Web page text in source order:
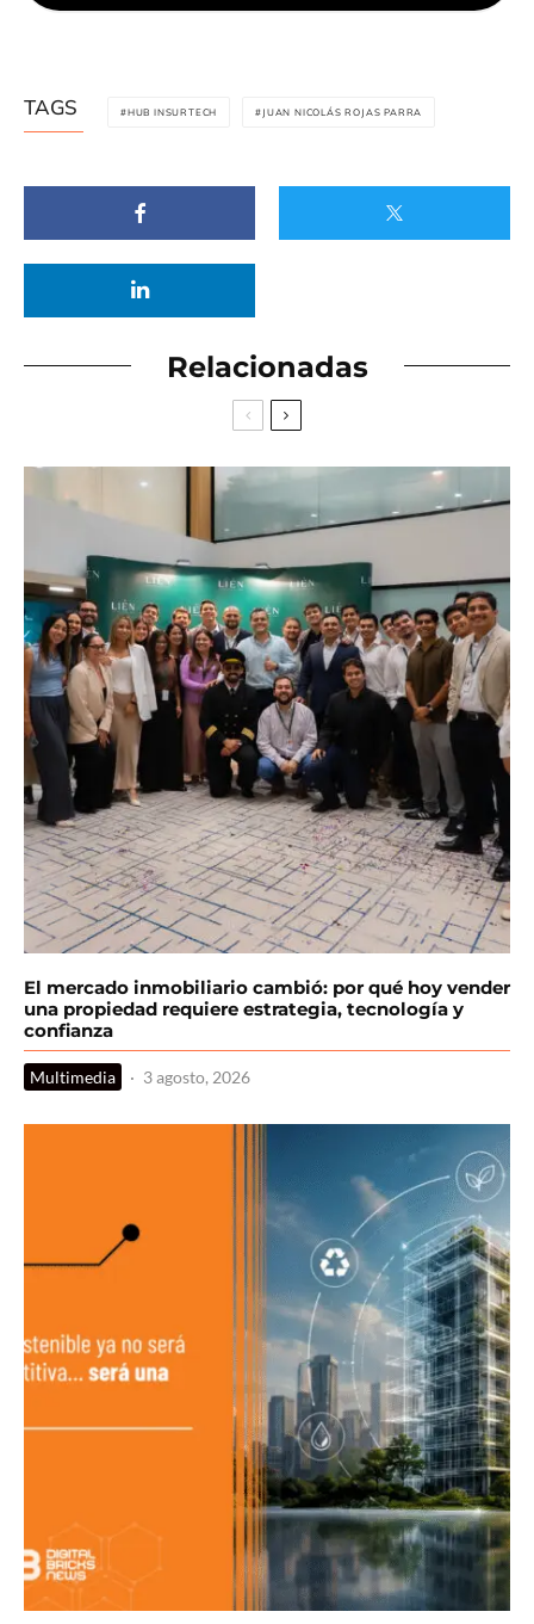
TAGS HUB INSURTECH JUAN NICOLÁS ROJAS PARRA
Relacionadas
El mercado inmobiliario cambió: por qué hoy vender
una propiedad requiere estrategia, tecnología y
confianza
Multimedia · 3 agosto, 2026